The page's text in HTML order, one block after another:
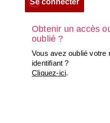
Obtenir un accès
oublié ?
Vous avez oublié votre
identifiant ?
Cliquez-ici.